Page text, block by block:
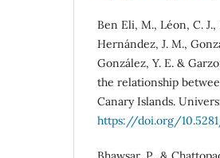
Ben Eli, M., Léon, C.
Hernández, J. M.,
González, Y. E. &
the relationship
Canary Islands.
https://doi.org/